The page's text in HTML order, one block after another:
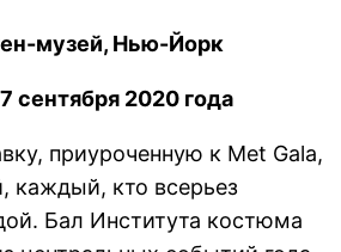
музей, Нью-Йорк
сентября 2020 года
приуроченную к Met Gala,
каждый, кто всерьез
Бал Института костюма